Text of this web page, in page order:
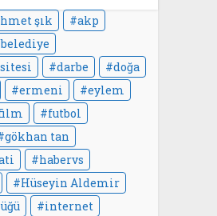
şık
akp
belediye
darbe
doğa
ermeni
eylem
futbol
gökhan tan
habervs
Hüseyin Aldemir
internet